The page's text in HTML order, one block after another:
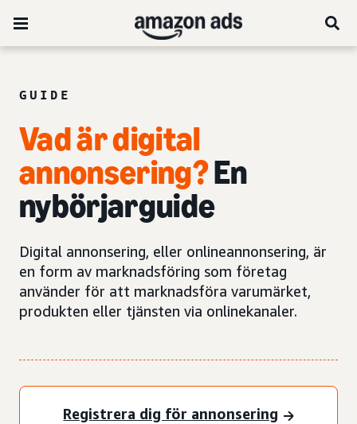
GUIDE
Vad är digital
annonsering?En
nybörjarguide
Digital annonsering, eller onlineannonsering, är
en form av marknadsföring som företag
använder för att marknadsföra varumärket,
produkten eller tjänsten via onlinekanaler.
Registrera dig för annonsering